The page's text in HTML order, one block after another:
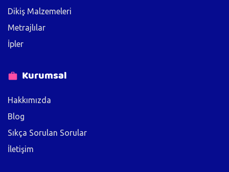
Dikiş Malzemeleri
Metrajlılar
İpler
Kurumsal
Hakkımızda
Blog
Sıkça Sorulan Sorular
İletişim